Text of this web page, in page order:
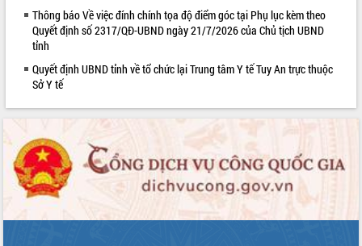
Bí thư Tỉnh ủy Lương Nguyễn Minh
Triết thăm, tặng quà người có công với
cách mạng
Rà soát, hoàn thiện hệ thống thiết chế
văn hóa, thể thao đáp ứng yêu cầu
phát triển mới
Thường trực HĐND tỉnh Đắk Lắk gặp
Minh
Lễ truy điệu và an táng hài cốt liệt sĩ
tại Nghĩa trang Liệt sĩ xã Sơn Hòa
Bàn giải pháp tháo gỡ khó khăn trong
xuất khẩu sầu riêng và triển khai quy
LIÊN KẾT WEB
Thông báo Về việc đính chính tọa độ điểm góc tại Phụ lục kèm theo
Quyết định số 2317/QĐ-UBND ngày 21/7/2026 của Chủ tịch UBND
tỉnh
Quyết định UBND tỉnh về tổ chức lại Trung tâm Y tế Tuy An trực thuộc
Sở Y tế